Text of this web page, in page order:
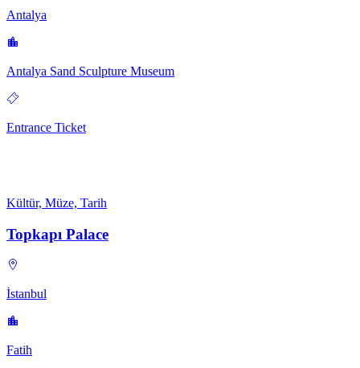
Antalya
Antalya Sand Sculpture Museum
Entrance Ticket
Kültür, Müze, Tarih
Topkapı Palace
İstanbul
Fatih